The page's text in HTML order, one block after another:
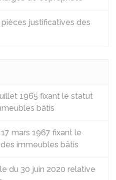
justificatives des
1965 fixant le statut
bâtis
mars 1967 fixant le
immeubles bâtis
du 30 juin 2020 relative